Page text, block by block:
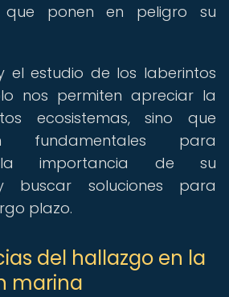
que ponen en peligro su
el estudio de los laberintos
nos permiten apreciar la
ecosistemas, sino que
fundamentales para
la importancia de su
buscar soluciones para
plazo.
del hallazgo en la
marina